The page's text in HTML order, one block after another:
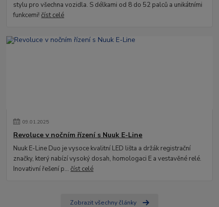
stylu pro všechna vozidla. S délkami od 8 do 52 palců a unikátními
funkcemi!číst celé
09.01.2025
Revoluce v nočním řízení s Nuuk E-Line
Nuuk E-Line Duo je vysoce kvalitní LED lišta a držák registrační
značky, který nabízí vysoký dosah, homologaci E a vestavěné relé.
Inovativní řešení p...číst celé
Zobrazit všechny články